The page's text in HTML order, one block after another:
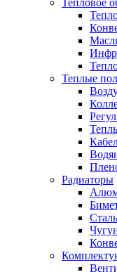
Тепловое
Теплые
Радиаторы